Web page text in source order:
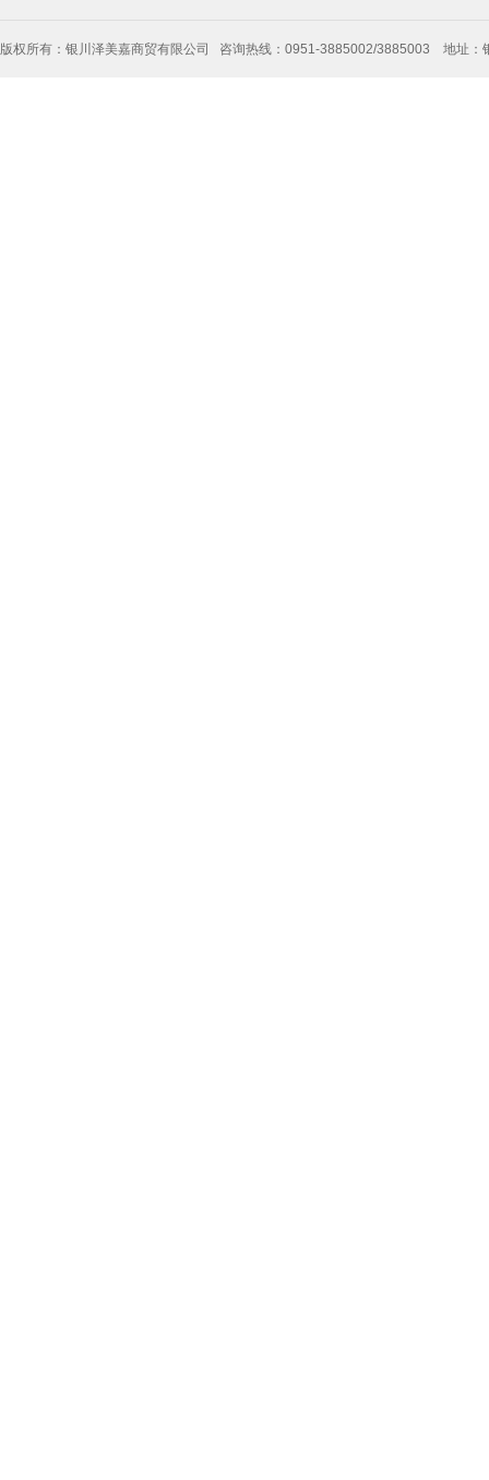
版权所有：银川泽美嘉商贸有限公司 咨询热线：0951-3885002/3885003 地址：